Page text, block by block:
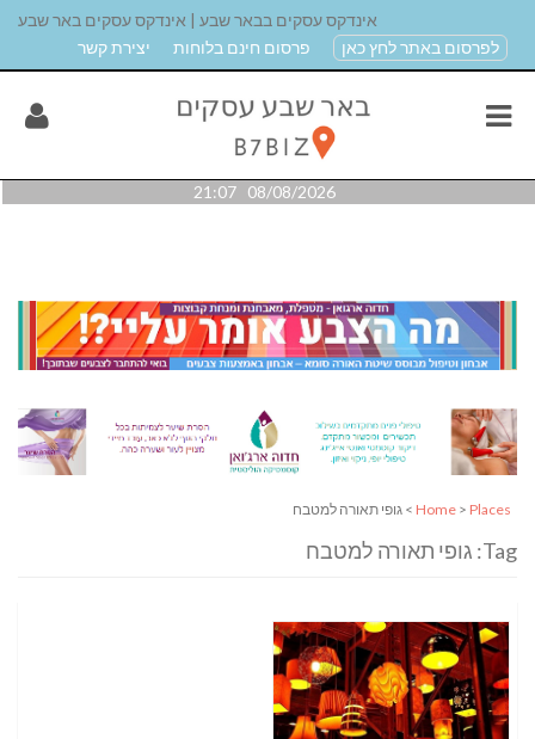
אינדקס עסקים בבאר שבע | אינדקס עסקים באר שבע
לפרסום באתר לחץ כאן
פרסום חינם בלוחות יצירת קשר
08/08/2026 21:07
Home > Places > גופי תאורה למטבח
Tag: גופי תאורה למטבח